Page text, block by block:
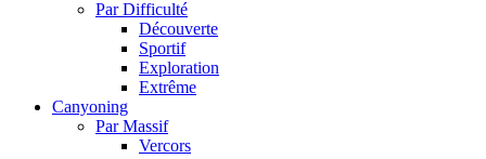
Par Difficulté
Découverte
Sportif
Exploration
Extrême
Canyoning
Par Massif
Vercors